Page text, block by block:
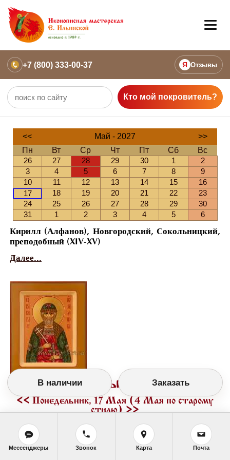
+7 (800) 333-00-37 Я Отзывы
Кто мой покровитель?
<< Май - 2027
>>
Пн
Вт Ср Чт Пт Сб
Вс
26
27 28 29 30 1
2
3
4 5 6 7 8
9
10
11 12 13 14 15
16
17
18 19 20 21 22
23
24
25 26 27 28 29
30
31
1 2 3 4 5 6
Кирилл (Алфанов), Новгородский, Сокольницкий,
преподобный (XIV-XV)
Далее...
Православный календарь
<< Понедельник, 17 Мая (4 Мая по старому
стилю)>>
В наличии Заказать
Мессенджеры Звонок Карта Почта